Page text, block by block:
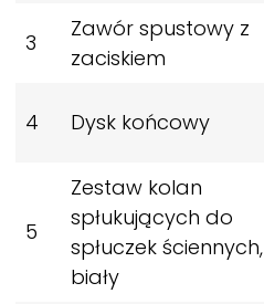
3
Zawór spustowy z
zaciskiem
4 Dysk końcowy
5
Zestaw kolan
spłukujących do
spłuczek ściennych,
biały